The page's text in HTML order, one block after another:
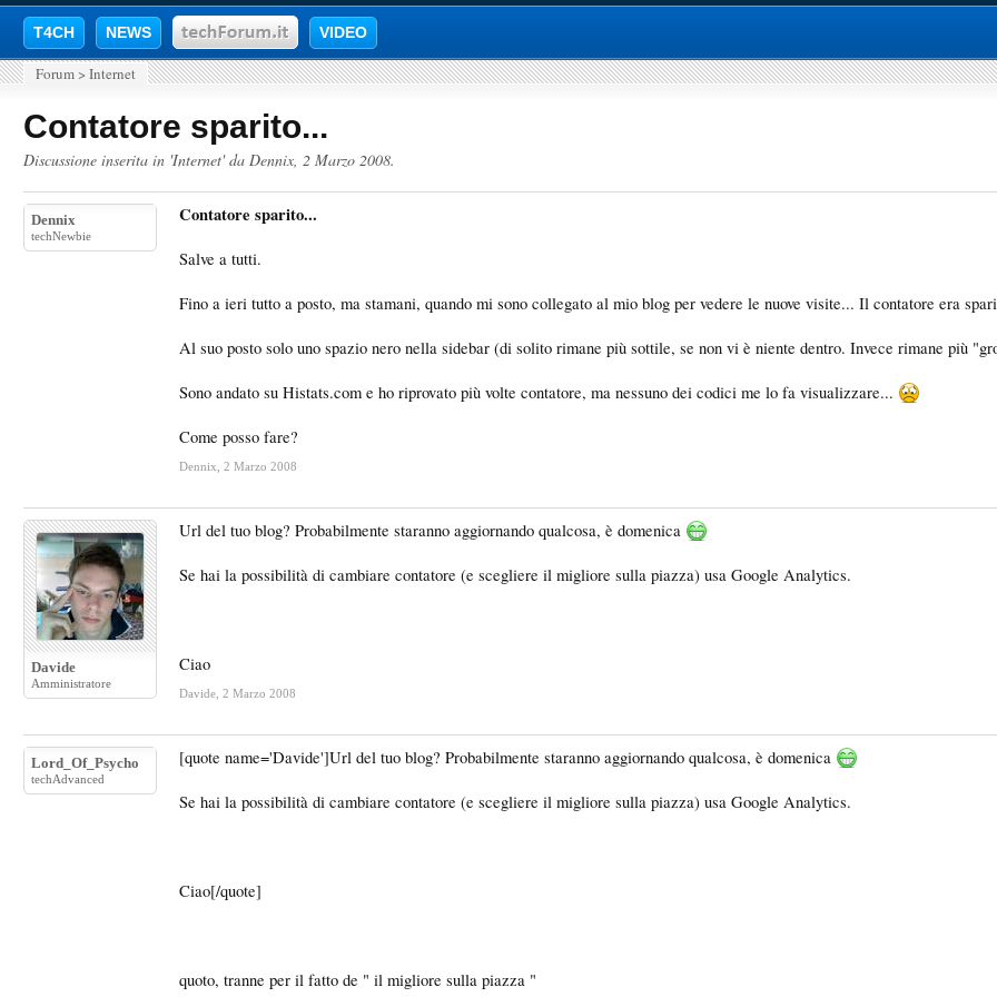
T4CH NEWS VIDEO
Forum > Internet
Contatore sparito...
Discussione inserita in 'Internet' da Dennix, 2 Marzo 2008.
Dennix
techNewbie
Contatore sparito...
Salve a tutti.
Fino a ieri tutto a posto, ma stamani, quando mi sono collegato al mio blog per vedere le nuove visite... Il contatore era
Al suo posto solo uno spazio nero nella sidebar (di solito rimane più sottile, se non vi è niente dentro. Invece rimane più
Sono andato su Histats.com e ho riprovato più volte contatore, ma nessuno dei codici me lo fa visualizzare...
Come posso fare?
Dennix 2 Marzo 2008
Davide
Amministratore
Url del tuo blog? Probabilmente staranno aggiornando qualcosa, è domenica
Se hai la possibilità di cambiare contatore (e scegliere il migliore sulla piazza) usa Google Analytics.
Ciao
Davide 2 Marzo 2008
Lord_Of_Psycho
techAdvanced
[quote name='Davide']Url del tuo blog? Probabilmente staranno aggiornando qualcosa, è domenica
Se hai la possibilità di cambiare contatore (e scegliere il migliore sulla piazza) usa Google Analytics.
Ciao[/quote]
quoto, tranne per il fatto de " il migliore sulla piazza "